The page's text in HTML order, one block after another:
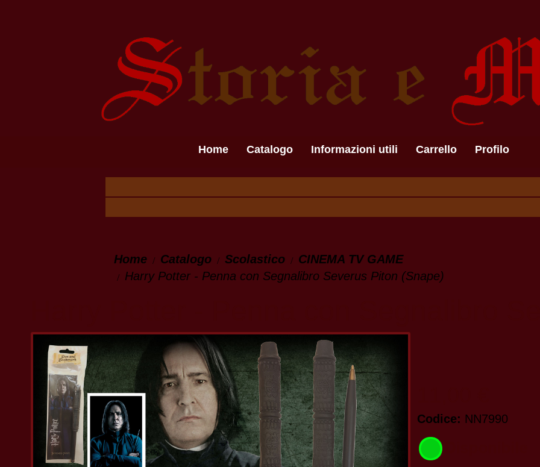
Home Catalogo Informazioni utili Carrello Profilo
Home Catalogo Scolastico
CINEMA TV GAME
Harry Potter - Penna con Segnalibro Severus Piton (Snape)
Codice: NN7990